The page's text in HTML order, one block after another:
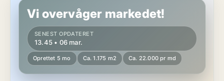
Vi overvåger markedet!
SENEST OPDATERET
13.45 • 06 mar.
Oprettet 5 mo Ca. 1.175 m2 Ca. 22.000 pr md